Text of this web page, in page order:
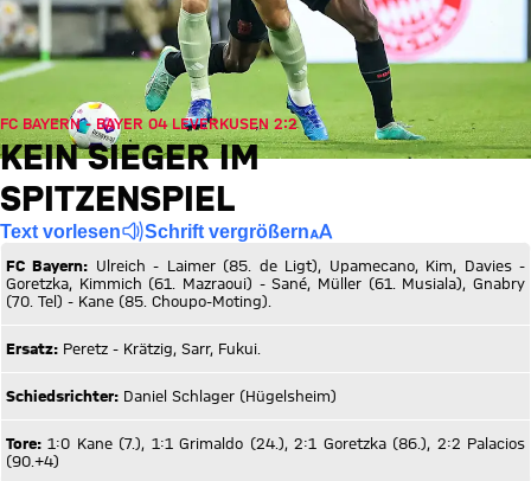
FC BAYERN - BAYER 04 LEVERKUSEN 2:2
KEIN SIEGER IM
SPITZENSPIEL
Text vorlesen Schrift vergrößern
FC Bayern: Ulreich - Laimer (85. de Ligt), Upamecano, Kim, Davies -
Goretzka, Kimmich (61. Mazraoui) - Sané, Müller (61. Musiala), Gnabry
(70. Tel) - Kane (85. Choupo-Moting).
Ersatz: Peretz - Krätzig, Sarr, Fukui.
Schiedsrichter: Daniel Schlager (Hügelsheim)
Tore: 1:0 Kane (7.), 1:1 Grimaldo (24.), 2:1 Goretzka (86.), 2:2 Palacios
(90.+4)